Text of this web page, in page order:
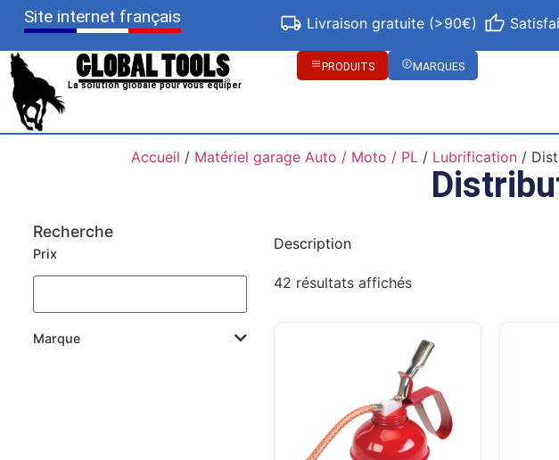
Site internet français Livraison gratuite (>90€)
La solution globale pour vous équiper
PRODUITS MARQUES
Accueil / Matériel garage Auto / Moto / PL / Lubrification /
Recherche
Prix
Marque
Description
42 résultats affichés